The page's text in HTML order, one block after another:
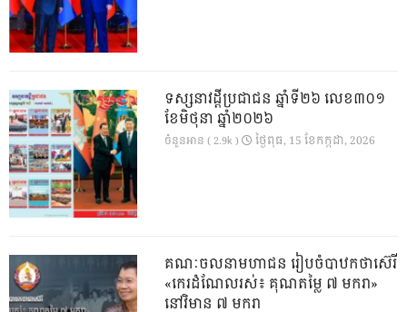
ទស្សនាវដ្ដីប្រជាជន ឆ្នាំទី២៦ លេខ៣០១
ខែមិថុនា ឆ្នាំ២០២៦
ចំនួនអាន ( 2.9k ) ថ្ងៃ​ពុធ, 15 ខែ​កក្កដា, 2026
គណៈចលនាមហាជន រៀបចំបាឋកថាស៊េរី
«កេរដំណែលរស់៖ គុណតម្លៃ ៧ មករា»
នៅវិមាន ៧ មករា